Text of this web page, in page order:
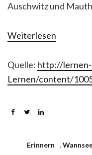
Auschwitz und
Weiterlesen
Quelle: http://
Lernen/content/
Erinnern ,